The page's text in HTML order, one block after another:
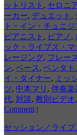
ットリスト , セロニ
ーカー, デュエット ,
ト・イン・チュニジ
ピアニスト , ピアノ ,
ック・ライブズ・マ
レージング, フレー
ン, ベース , ペンタト
イ・タイナー, ミッ
ツ, 中本マリ , 伴奏楽
代, 対談, 教則ビデオ,
Comment |
セッション／ライブ